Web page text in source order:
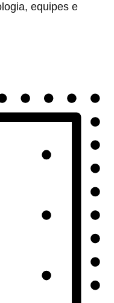
equipes e